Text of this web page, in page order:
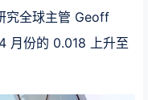
究全球主管 Geoff
月份的 0.018 上升至